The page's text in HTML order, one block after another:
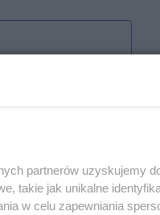
partnerów uzyskujemy
takie jak unikalne
w celu zapewniania